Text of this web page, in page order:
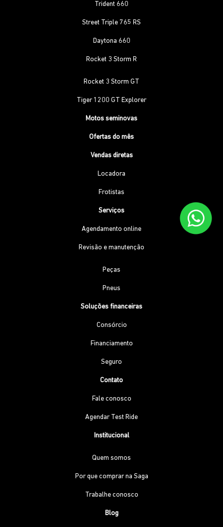
Trident 660
Street Triple 765 RS
Daytona 660
Rocket 3 Storm R
Rocket 3 Storm GT
Tiger 1200 GT Explorer
Motos seminovas
Ofertas do mês
Vendas diretas
Locadora
Frotistas
Serviços
Agendamento online
Revisão e manutenção
Peças
Pneus
Soluções financeiras
Consórcio
Financiamento
Seguro
Contato
Fale conosco
Agendar Test Ride
Institucional
Quem somos
Por que comprar na Saga
Trabalhe conosco
Blog